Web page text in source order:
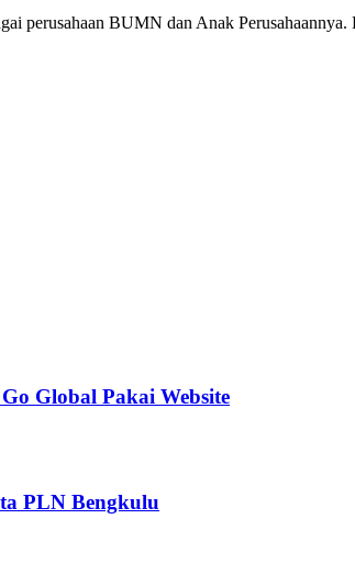
perusahaan BUMN dan Anak
Global Pakai Website
PLN Bengkulu